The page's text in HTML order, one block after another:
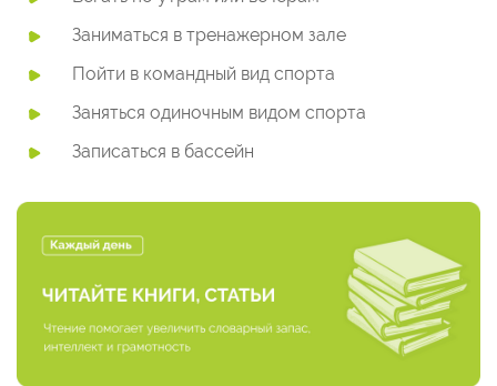
Заниматься в тренажерном зале
Пойти в командный вид спорта
Заняться одиночным видом спорта
Записаться в бассейн